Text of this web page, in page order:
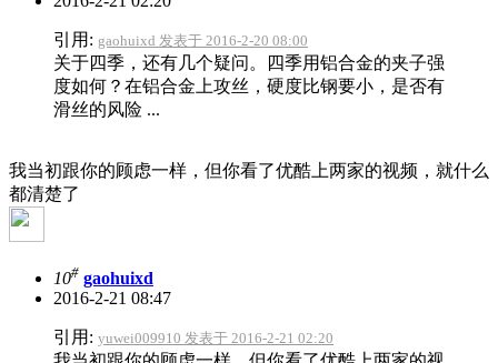
引用: gaohuixd 发表于 2016-2-20 08:00
关于四季，还有几个疑问。四季用铝合金的夹子强
度如何？在铝合金上攻丝，硬度比钢要小，是否有
滑丝的风险 ...
我当初跟你的顾虑一样，但你看了优酷上两家的视频，就什么
都清楚了
10# gaohuixd
2016-2-21 08:47
引用: yuwei009910 发表于 2016-2-21 02:20